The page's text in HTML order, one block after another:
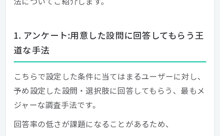
1. アンケート:用意した設問に回答してもらう王
道な手法
こちらで設定した条件に当てはまるユーザーに対し、
予め設定した設問・選択肢に回答してもらう、最もメ
ジャーな調査手法です。
回答率の低さが課題になることがあるため、